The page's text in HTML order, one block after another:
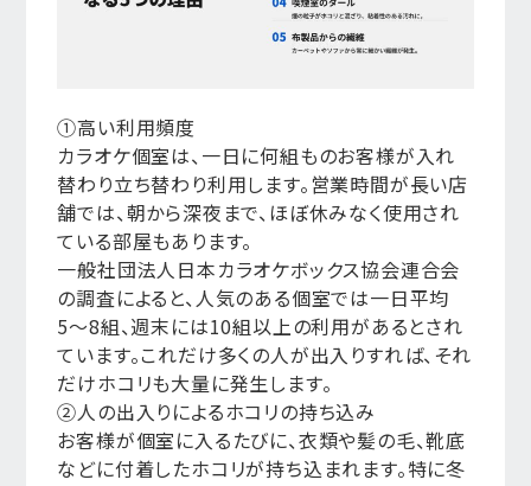
①高い利用頻度
カラオケ個室は、一日に何組ものお客様が入れ
替わり立ち替わり利用します。営業時間が長い店
舗では、朝から深夜まで、ほぼ休みなく使用され
ている部屋もあります。
一般社団法人日本カラオケボックス協会連合会
の調査によると、人気のある個室では一日平均
5〜8組、週末には10組以上の利用があるとされ
ています。これだけ多くの人が出入りすれば、それ
だけホコリも大量に発生します。
②人の出入りによるホコリの持ち込み
お客様が個室に入るたびに、衣類や髪の毛、靴底
などに付着したホコリが持ち込まれます。特に冬